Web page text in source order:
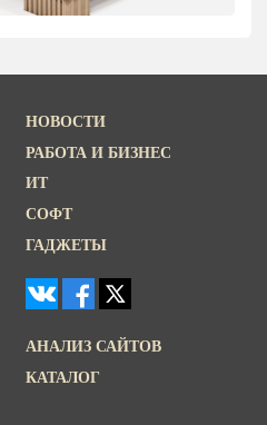
НОВОСТИ
РАБОТА И БИЗНЕС
ИТ
СОФТ
ГАДЖЕТЫ
АНАЛИЗ САЙТОВ
КАТАЛОГ